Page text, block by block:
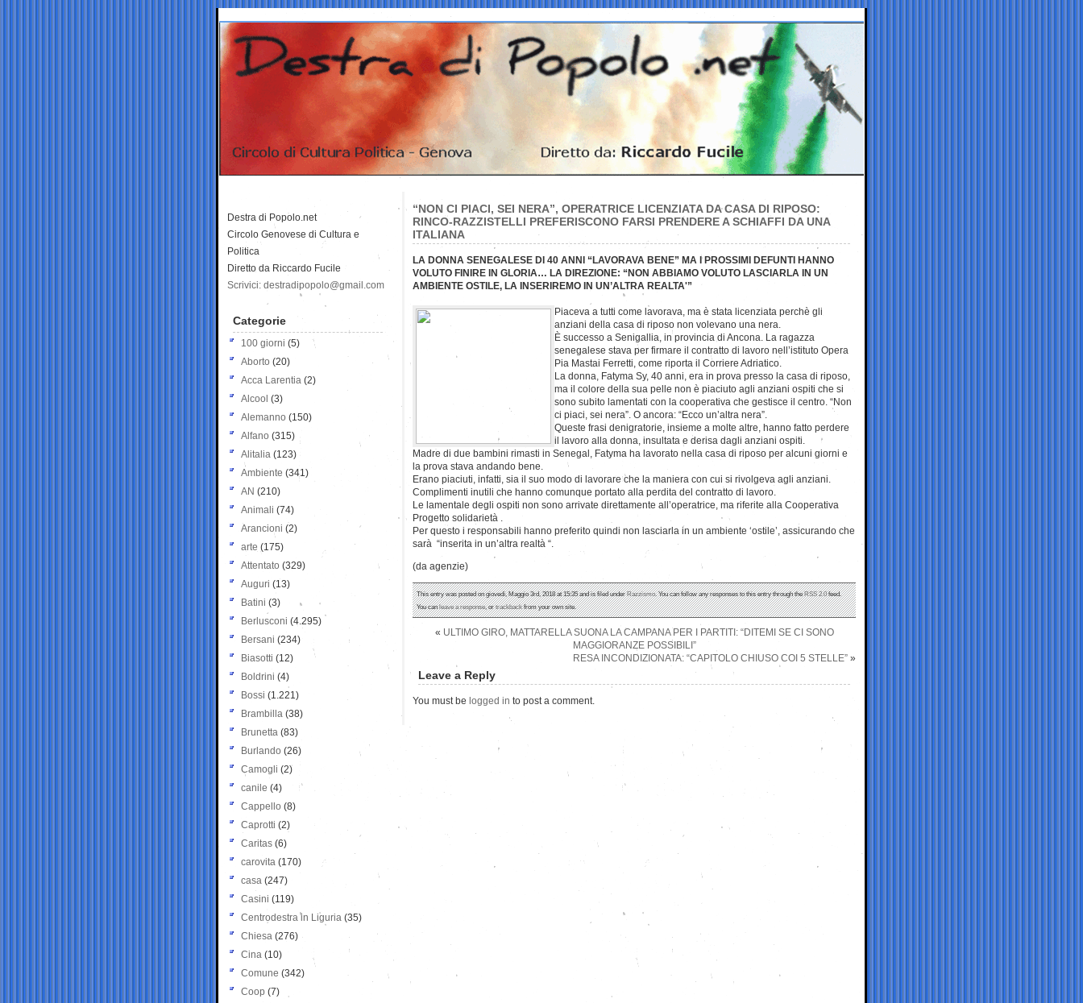
“NON CI PIACI, SEI NERA”, OPERATRICE LICENZIATA DA CASA DI RIPOSO:
RINCO-RAZZISTELLI PREFERISCONO FARSI PRENDERE A SCHIAFFI DA UNA
ITALIANA
LA DONNA SENEGALESE DI 40 ANNI “LAVORAVA BENE” MA I PROSSIMI DEFUNTI HANNO
VOLUTO FINIRE IN GLORIA… LA DIREZIONE: “NON ABBIAMO VOLUTO LASCIARLA IN UN
AMBIENTE OSTILE, LA INSERIREMO IN UN’ALTRA REALTA'”
Piaceva a tutti come lavorava, ma è stata licenziata perchè gli
anziani della casa di riposo non volevano una nera.
È successo a Senigallia, in provincia di Ancona. La ragazza
senegalese stava per firmare il contratto di lavoro nell’istituto Opera
Pia Mastai Ferretti, come riporta il Corriere Adriatico.
La donna, Fatyma Sy, 40 anni, era in prova presso la casa di riposo,
ma il colore della sua pelle non è piaciuto agli anziani ospiti che si
sono subito lamentati con la cooperativa che gestisce il centro. “Non
ci piaci, sei nera”. O ancora: “Ecco un’altra nera”.
Queste frasi denigratorie, insieme a molte altre, hanno fatto perdere
il lavoro alla donna, insultata e derisa dagli anziani ospiti.
Madre di due bambini rimasti in Senegal, Fatyma ha lavorato nella casa di riposo per alcuni giorni e
la prova stava andando bene.
Erano piaciuti, infatti, sia il suo modo di lavorare che la maniera con cui si rivolgeva agli anziani.
Complimenti inutili che hanno comunque portato alla perdita del contratto di lavoro.
Le lamentale degli ospiti non sono arrivate direttamente all’operatrice, ma riferite alla Cooperativa
Progetto solidarietà .
Per questo i responsabili hanno preferito quindi non lasciarla in un ambiente ‘ostile’, assicurando che
sarà “inserita in un’altra realtà “.
(da agenzie)
This entry was posted on giovedì, Maggio 3rd, 2018 at 15:35 and is filed underRazzismo. You can follow any responses to this entry through theRSS 2.0feed.
You canleave a response, ortrackbackfrom your own site.
« ULTIMO GIRO, MATTARELLA SUONA LA CAMPANA PER I PARTITI: “DITEMI SE CI SONO
MAGGIORANZE POSSIBILI”
RESA INCONDIZIONATA: “CAPITOLO CHIUSO COI 5 STELLE” »
Leave a Reply
You must be logged in to post a comment.
Destra di Popolo.net
Circolo Genovese di Cultura e
Politica
Diretto da Riccardo Fucile
Scrivici: destradipopolo@gmail.com
Categorie
100 giorni (5)
Aborto (20)
Acca Larentia (2)
Alcool (3)
Alemanno (150)
Alfano (315)
Alitalia (123)
Ambiente (341)
AN (210)
Animali (74)
Arancioni (2)
arte (175)
Attentato (329)
Auguri (13)
Batini (3)
Berlusconi (4.295)
Bersani (234)
Biasotti (12)
Boldrini (4)
Bossi (1.221)
Brambilla (38)
Brunetta (83)
Burlando (26)
Camogli (2)
canile (4)
Cappello (8)
Caprotti (2)
Caritas (6)
carovita (170)
casa (247)
Casini (119)
Centrodestra in Liguria (35)
Chiesa (276)
Cina (10)
Comune (342)
Coop (7)